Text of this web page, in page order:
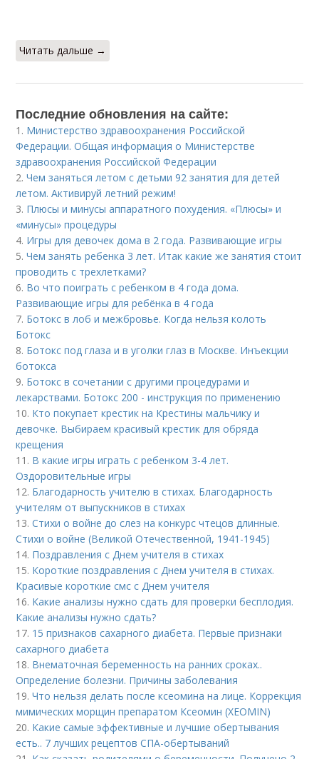
Читать дальше →
Последние обновления на сайте:
1. Министерство здравоохранения Российской
Федерации. Общая информация о Министерстве
здравоохранения Российской Федерации
2.Чем заняться летом с детьми 92 занятия для детей
летом. Активируй летний режим!
3. Плюсы и минусы аппаратного похудения. «Плюсы» и
«минусы» процедуры
4. Игры для девочек дома в 2 года. Развивающие игры
5.Чем занять ребенка 3 лет. Итак какие же занятия стоит
проводить с трехлетками?
6. Во что поиграть с ребенком в 4 года дома.
Развивающие игры для ребёнка в 4 года
7. Ботокс в лоб и межбровье. Когда нельзя колоть
Ботокс
8. Ботокс под глаза и в уголки глаз в Москве. Инъекции
ботокса
9. Ботокс в сочетании с другими процедурами и
лекарствами. Ботокс 200 - инструкция по применению
10. Кто покупает крестик на Крестины мальчику и
девочке. Выбираем красивый крестик для обряда
крещения
11. В какие игры играть с ребенком 3-4 лет.
Оздоровительные игры
12. Благодарность учителю в стихах. Благодарность
учителям от выпускников в стихах
13.Стихи о войне до слез на конкурс чтецов длинные.
Стихи о войне (Великой Отечественной, 1941-1945)
14. Поздравления с Днем учителя в стихах
15. Короткие поздравления с Днем учителя в стихах.
Красивые короткие смс с Днем учителя
16. Какие анализы нужно сдать для проверки бесплодия.
Какие анализы нужно сдать?
17. 15 признаков сахарного диабета. Первые признаки
сахарного диабета
18. Внематочная беременность на ранних сроках..
Определение болезни. Причины заболевания
19.Что нельзя делать после ксеомина на лице. Коррекция
мимических морщин препаратом Ксеомин (XEOMIN)
20. Какие самые эффективные и лучшие обертывания
есть.. 7 лучших рецептов СПА-обертываний